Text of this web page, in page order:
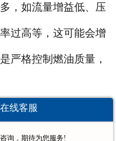
如流量增益低、压
过高等，这可能会增
严格控制燃油质量，
题的前提下，油动
在线客服
询，期待为您服务!